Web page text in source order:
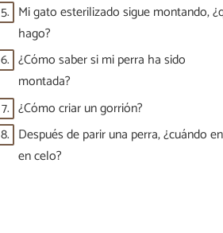
5. Mi gato esterilizado sigue montando,
hago?
6. ¿Cómo saber si mi perra ha sido
montada?
7. ¿Cómo criar un gorrión?
8. Después de parir una perra, ¿cuándo
en celo?